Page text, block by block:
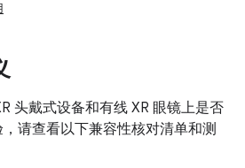
头戴式设备和有线 XR 眼镜上是否
请查看以下兼容性核对清单和测